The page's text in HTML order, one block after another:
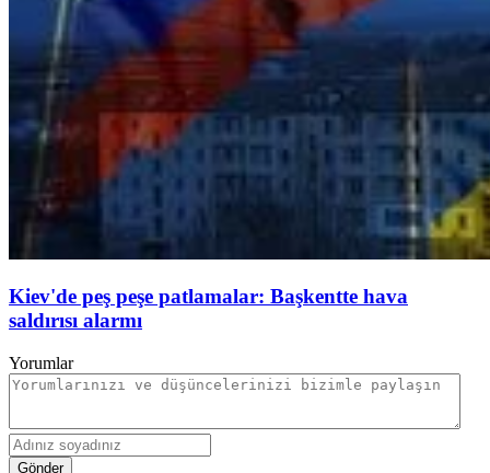
Kiev'de peş peşe patlamalar: Başkentte hava
saldırısı alarmı
Yorumlar
Gönder